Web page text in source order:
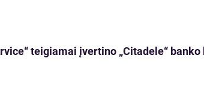
teigiamai įvertino „Citadele“